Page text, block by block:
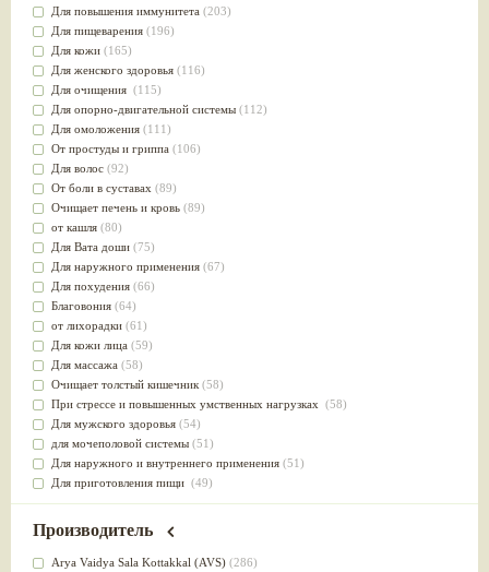
Для повышения иммунитета (203)
Для пищеварения (196)
Для кожи (165)
Для женского здоровья (116)
Для очищения (115)
Для опорно-двигательной системы (112)
Для омоложения (111)
От простуды и гриппа (106)
Для волос (92)
От боли в суставах (89)
Очищает печень и кровь (89)
от кашля (80)
Для Вата доши (75)
Для наружного применения (67)
Для похудения (66)
Благовония (64)
от лихорадки (61)
Для кожи лица (59)
Для массажа (58)
Очищает толстый кишечник (58)
При стрессе и повышенных умственных нагрузках (58)
Для мужского здоровья (54)
для мочеполовой системы (51)
Для наружного и внутреннего применения (51)
Для приготовления пищи (49)
от инфекций мочеполовой системы(49)
для суставов
Лечит опухоли и отеки(46)
Производитель
Arya Vaidya Sala Kottakkal (AVS) (286)